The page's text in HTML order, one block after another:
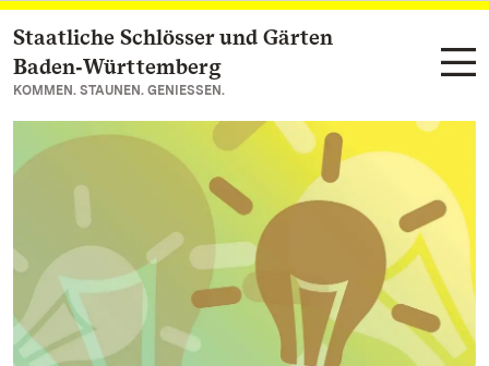
Zum Hauptinhalt springen
Staatliche Schlösser und Gärten
Baden‑Württemberg
KOMMEN. STAUNEN. GENIESSEN.